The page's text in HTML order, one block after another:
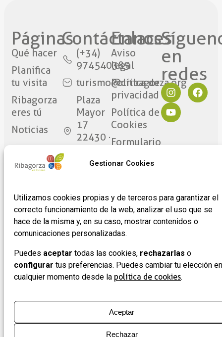
Gestionar Cookies
Utilizamos cookies propias y de terceros para garantizar el
correcto funcionamiento de la web, analizar el uso que se
hace de la misma y, en su caso, mostrar contenidos o
comunicaciones personalizadas.
Puedes aceptar todas las cookies, rechazarlas o
configurar tus preferencias. Puedes cambiar tu elección en
cualquier momento desde la política de cookies.
Aceptar
Rechazar
Páginas
Qué hacer
Planifica
tu visita
Ribagorza
eres tú
Noticias
Contáctanos​
(+34)
974540385
turismo@cribagorza.org
Plaza
Mayor
17
22430 ·
(Huesca)
Enlaces
Aviso
legal
Política de
privacidad
Política de
Cookies
Formulario
adhesión
empresas
en
redes​